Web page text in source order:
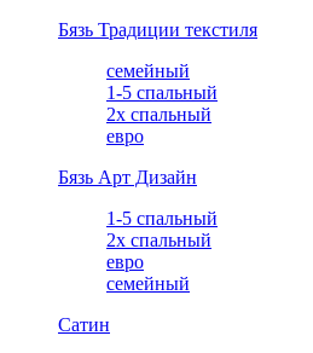
Бязь Традиции текстиля
семейный
1-5 спальный
2х спальный
евро
Бязь Арт Дизайн
1-5 спальный
2х спальный
евро
семейный
Сатин